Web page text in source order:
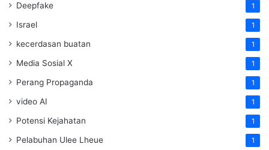
Deepfake 1
Israel 1
kecerdasan buatan 1
Media Sosial X 1
Perang Propaganda 1
video AI 1
Potensi Kejahatan 1
Pelabuhan Ulee Lheue 1